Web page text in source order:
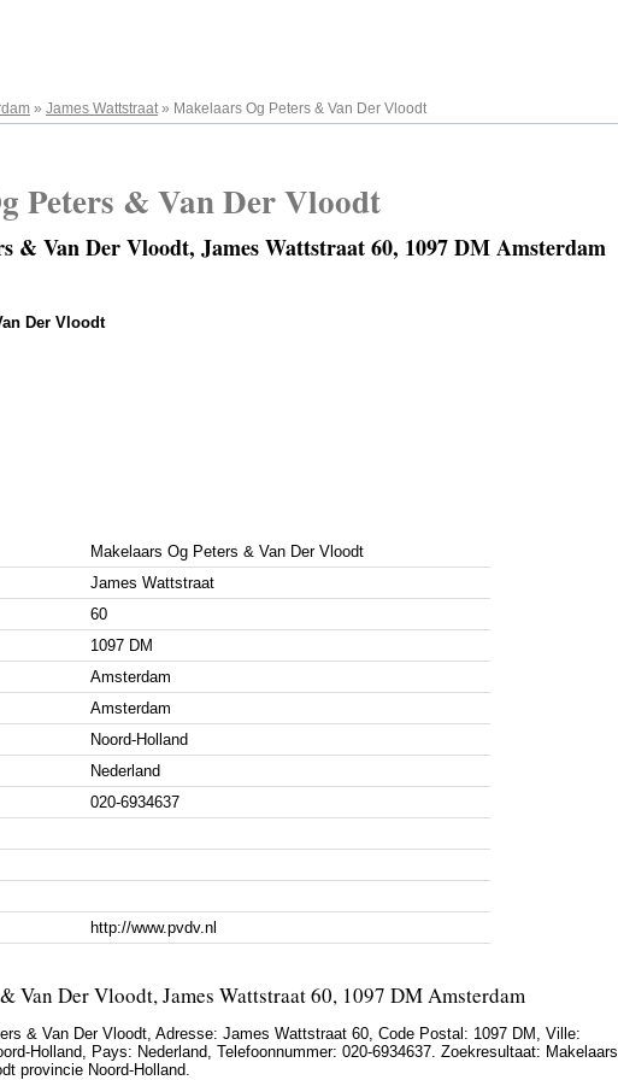
» James Wattstraat» Makelaars Og Peters & Van Der Vloodt
Peters & Van Der Vloodt
& Van Der Vloodt, James Wattstraat 60, 1097 DM Amsterdam
Der Vloodt
Makelaars Og Peters & Van Der Vloodt
James Wattstraat
60
1097 DM
Amsterdam
Amsterdam
Noord-Holland
Nederland
020-6934637
http://www.pvdv.nl
Van Der Vloodt, James Wattstraat 60, 1097 DM Amsterdam
& Van Der Vloodt, Adresse: James Wattstraat 60, Code Postal: 1097 DM , Ville:
Holland, Pays: Nederland, Telefoonnummer: 020-6934637. Zoekresultaat: Makelaars
provincie Noord-Holland.